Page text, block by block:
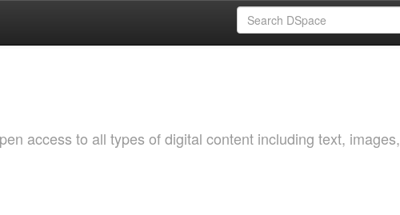
access to all types of digital content including text, images,